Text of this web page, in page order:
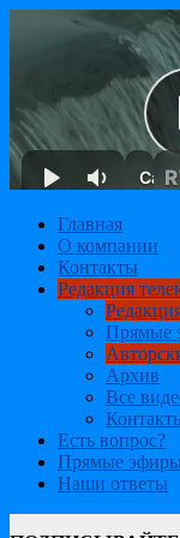
Главная
О компании
Контакты
Редакция
Прямые
Архив
Все
Есть вопрос?
Прямые эфиры
Наши ответы